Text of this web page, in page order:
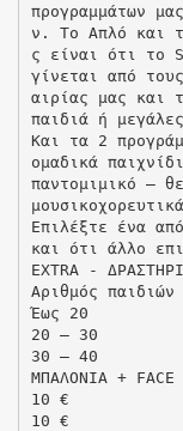
προγραμμάτων
ν. Το Απλό και
ς είναι ότι το
γίνεται από
αιρίας μας και
παιδιά ή
Και τα 2
ομαδικά
παντομιμικό –
μουσικοχορευτικά
Επιλέξτε ένα
και ότι άλλο
EXTRA -
Αριθμός παιδιών
Έως 20
20 – 30
30 – 40
ΜΠΑΛΟΝΙΑ + FACE
10 €
10 €